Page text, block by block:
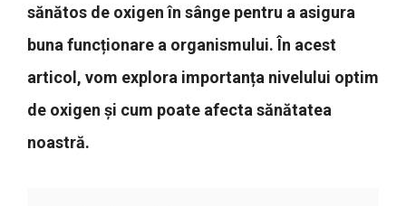
sănătos de oxigen în sânge pentru a asigura
buna funcționare a organismului. În acest
articol, vom explora importanța nivelului optim
de oxigen și cum poate afecta sănătatea
noastră.